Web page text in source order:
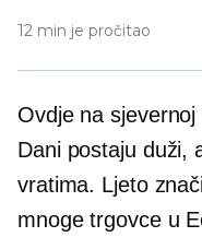
12 min je pročitao
Ovdje na
Dani postaju duži,
vratima. Ljeto
mnoge trgovce u